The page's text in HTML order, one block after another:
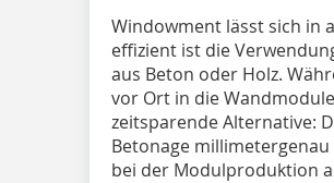
Windowment lässt sich in
effizient ist die
aus Beton oder Holz.
vor Ort in die
zeitsparende Alternative:
Betonage
bei der Modulproduktion